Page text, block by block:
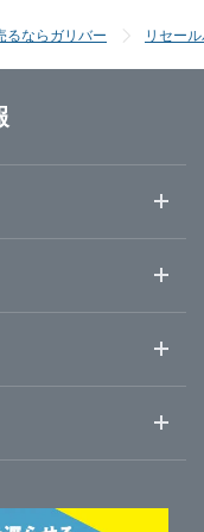
るならガリバー リセー